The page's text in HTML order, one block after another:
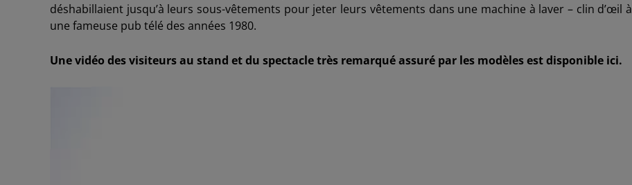
déshabillaient jusqu’à leurs sous-vêtements pour jeter leurs vêtements dans une machine à laver – clin d’œil à
une fameuse pub télé des années 1980.
Une vidéo des visiteurs au stand et du spectacle très remarqué assuré par les modèles est disponible ici.